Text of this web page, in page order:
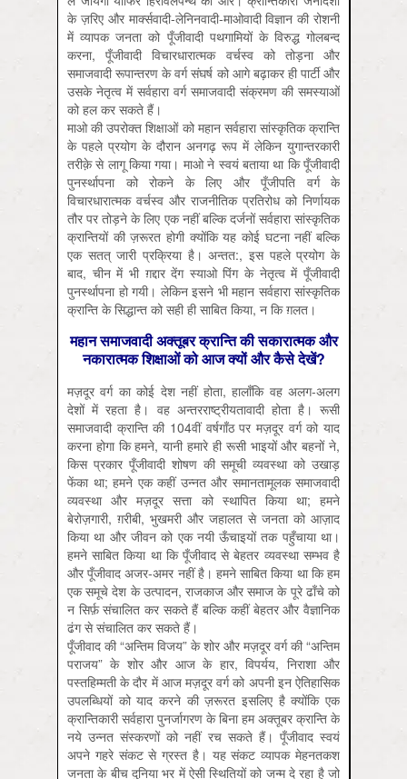
के ज़रिए और मार्क्सवादी-लेनिनवादी-माओवादी विज्ञान की रोशनी
में व्यापक जनता को पूँजीवादी पथगामियों के विरुद्ध गोलबन्द
करना, पूँजीवादी विचारधारात्मक वर्चस्व को तोड़ना और
समाजवादी रूपान्तरण के वर्ग संघर्ष को आगे बढ़ाकर ही पार्टी और
उसके नेतृत्व में सर्वहारा वर्ग समाजवादी संक्रमण की समस्याओं
को हल कर सकते हैं।
माओ की उपरोक्त शिक्षाओं को महान सर्वहारा सांस्कृतिक क्रान्ति
के पहले प्रयोग के दौरान अनगढ़ रूप में लेकिन युगान्तरकारी
तरीक़े से लागू किया गया। माओ ने स्वयं बताया था कि पूँजीवादी
पुनर्स्थापना को रोकने के लिए और पूँजीपति वर्ग के
विचारधारात्मक वर्चस्व और राजनीतिक प्रतिरोध को निर्णायक
तौर पर तोड़ने के लिए एक नहीं बल्कि दर्जनों सर्वहारा सांस्कृतिक
क्रान्तियों की ज़रूरत होगी क्योंकि यह कोई घटना नहीं बल्कि
एक सतत् जारी प्रक्रिया है। अन्तत:, इस पहले प्रयोग के
बाद, चीन में भी ग़द्दार देंग स्याओ पिंग के नेतृत्व में पूँजीवादी
पुनर्स्थापना हो गयी। लेकिन इसने भी महान सर्वहारा सांस्कृतिक
क्रान्ति के सिद्धान्त को सही ही साबित किया, न कि ग़लत।
महान समाजवादी अक्तूबर क्रान्ति की सकारात्मक और
नकारात्मक शिक्षाओं को आज क्यों और कैसे देखें?
मज़दूर वर्ग का कोई देश नहीं होता, हालाँकि वह अलग-अलग
देशों में रहता है। वह अन्तरराष्ट्रीयतावादी होता है। रूसी
समाजवादी क्रान्ति की 104वीं वर्षगाँठ पर मज़दूर वर्ग को याद
करना होगा कि हमने, यानी हमारे ही रूसी भाइयों और बहनों ने,
किस प्रकार पूँजीवादी शोषण की समूची व्यवस्था को उखाड़
फेंका था; हमने एक कहीं उन्नत और समानतामूलक समाजवादी
व्यवस्था और मज़दूर सत्ता को स्थापित किया था; हमने
बेरोज़गारी, ग़रीबी, भुखमरी और जहालत से जनता को आज़ाद
किया था और जीवन को एक नयी ऊँचाइयों तक पहुँचाया था।
हमने साबित किया था कि पूँजीवाद से बेहतर व्यवस्था सम्भव है
और पूँजीवाद अजर-अमर नहीं है। हमने साबित किया था कि हम
एक समूचे देश के उत्पादन, राजकाज और समाज के पूरे ढाँचे को
न सिर्फ़ संचालित कर सकते हैं बल्कि कहीं बेहतर और वैज्ञानिक
ढंग से संचालित कर सकते हैं।
पूँजीवाद की “अन्तिम विजय” के शोर और मज़दूर वर्ग की “अन्तिम
पराजय” के शोर और आज के हार, विपर्यय, निराशा और
पस्तहिम्मती के दौर में आज मज़दूर वर्ग को अपनी इन ऐतिहासिक
उपलब्धियों को याद करने की ज़रूरत इसलिए है क्योंकि एक
क्रान्तिकारी सर्वहारा पुनर्जागरण के बिना हम अक्तूबर क्रान्ति के
नये उन्नत संस्करणों को नहीं रच सकते हैं। पूँजीवाद स्वयं
अपने गहरे संकट से ग्रस्त है। यह संकट व्यापक मेहनतकश
जनता के बीच दुनिया भर में ऐसी स्थितियों को जन्म दे रहा है जो